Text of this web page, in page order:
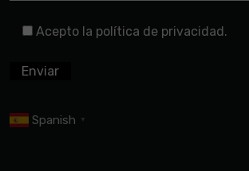
Acepto la política de privacidad.
Spanish ▼